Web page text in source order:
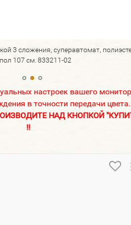
3 сложения, суперавтомат,
107 см. 833211-02
настроек вашего
в точности передачи цвета.
НАД КНОПКОЙ
!!